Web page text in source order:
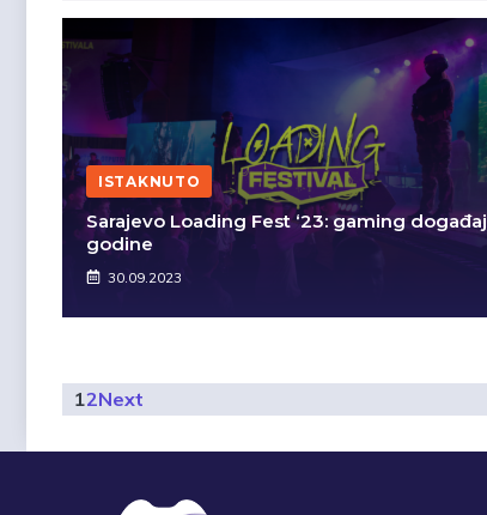
ISTAKNUTO
Sarajevo Loading Fest ‘23: gaming događaj
godine
30.09.2023
12Next